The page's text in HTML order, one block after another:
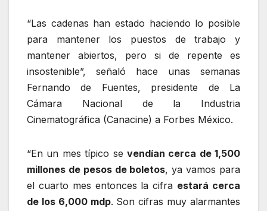
“Las cadenas han estado haciendo lo posible
para mantener los puestos de trabajo y
mantener abiertos, pero si de repente es
insostenible”, señaló hace unas semanas
Fernando de Fuentes, presidente de La
Cámara Nacional de la Industria
Cinematográfica (Canacine) a Forbes México.
“En un mes típico se vendían cerca de 1,500
millones de pesos de boletos, ya vamos para
el cuarto mes entonces la cifra estará cerca
de los 6,000 mdp. Son cifras muy alarmantes